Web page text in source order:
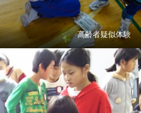
高齢者疑似体験